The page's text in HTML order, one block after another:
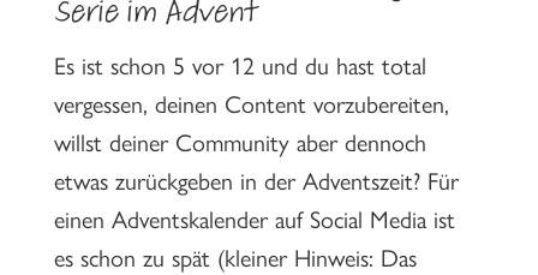
Serie im Advent
Es ist schon 5 vor 12 und du hast total
vergessen, deinen Content vorzubereiten,
willst deiner Community aber dennoch
etwas zurückgeben in der Adventszeit? Für
einen Adventskalender auf Social Media ist
es schon zu spät (kleiner Hinweis: Das